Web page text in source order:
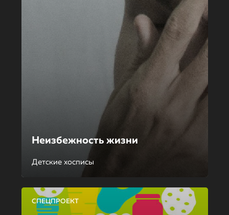
Неизбежность жизни
Детские хосписы
СПЕЦПРОЕКТ